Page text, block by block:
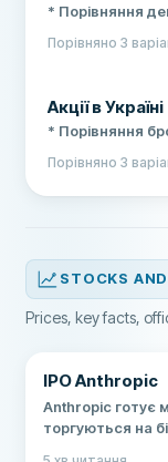
* Порівняння
українських
Порівняно 3
Акції в Україні
* Порівняння
податки та
Порівняно 3
STOCKS
Prices, key facts,
IPO Anthropic
Anthropic готує
торгуються на